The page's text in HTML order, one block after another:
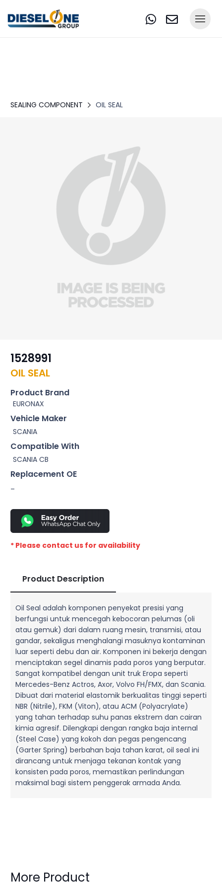
SEALING COMPONENT OIL SEAL
1528991
OIL SEAL
Product Brand
EURONAX
Vehicle Maker
SCANIA
Compatible With
SCANIA CB
Replacement OE
–
* Please contact us for availability
Product Description
Oil Seal adalah komponen penyekat presisi yang
berfungsi untuk mencegah kebocoran pelumas (oli
atau gemuk) dari dalam ruang mesin, transmisi, atau
gandar, sekaligus menghalangi masuknya kontaminan
luar seperti debu dan air. Komponen ini bekerja dengan
menciptakan segel dinamis pada poros yang berputar.
Sangat kompatibel dengan unit truk Eropa seperti
Mercedes-Benz Actros, Axor, Volvo FH/FMX, dan Scania.
Dibuat dari material elastomik berkualitas tinggi seperti
NBR (Nitrile), FKM (Viton), atau ACM (Polyacrylate)
yang tahan terhadap suhu panas ekstrem dan cairan
kimia agresif. Dilengkapi dengan rangka baja internal
(Steel Case) yang kokoh dan pegas pengencang
(Garter Spring) berbahan baja tahan karat, oil seal ini
dirancang untuk menjaga tekanan kontak yang
konsisten pada poros, memastikan perlindungan
maksimal bagi sistem penggerak armada Anda.
More Product